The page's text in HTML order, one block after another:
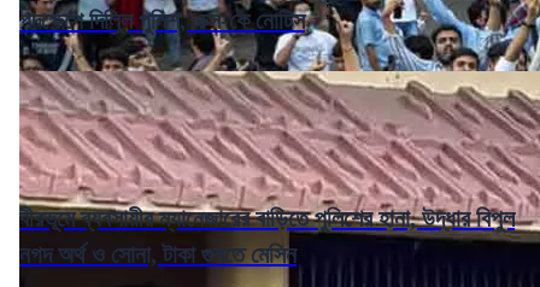
পদক্ষেপে দিল্লি পুলিশ, এক্স-কে নোটিস
বীরভূমে ব্যবসায়ীর ম্যানেজারের বাড়িতে পুলিশের হানা, উদ্ধার বিপুল
নগদ অর্থ ও সোনা, টাকা গুনতে মেসিন